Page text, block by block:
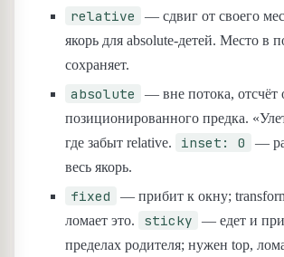
relative
— сдвиг от своего
якорь для absolute-детей. Место в
сохраняет.
absolute
— вне потока, отсчёт
позиционированного предка.
где забыт relative.
inset: 0
—
весь якорь.
fixed
— прибит к окну;
ломает это.
sticky
— едет и
пределах родителя; нужен top,